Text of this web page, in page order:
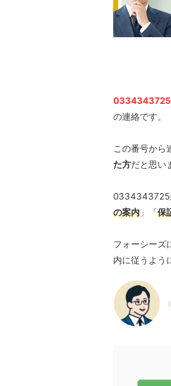
0334343725
の連絡です。
この番号から
た方だと思い
0334343725
の案内 」「保
フォーシーズ
内に従うよう